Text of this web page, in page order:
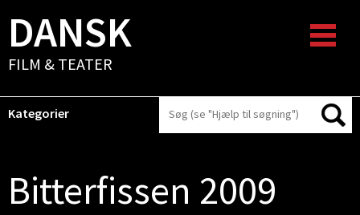
DANSK
FILM & TEATER
Kategorier
Bitterfissen 2009